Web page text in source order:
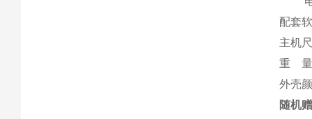
配套
主机
重 量
外壳
随机